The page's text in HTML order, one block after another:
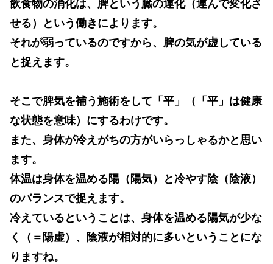
飲食物の消化は、脾という臓の運化（運んで変化さ
せる）という働きによります。
それが弱っているのですから、脾の気が虚している
と捉えます。
そこで脾気を補う施術をして「平」（「平」は健康
な状態を意味）にするわけです。
また、身体が冷えがちの方がいらっしゃるかと思い
ます。
体温は身体を温める陽（陽気）と冷やす陰（陰液）
のバランスで捉えます。
冷えているということは、身体を温める陽気が少な
く（＝陽虚）、陰液が相対的に多いということにな
りますね。